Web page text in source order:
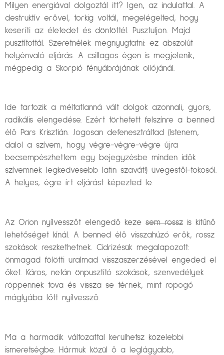
Milyen energiával dolgoztál itt? Igen, az indulattal. A
destruktív erővel, torkig voltál, megelégelted, hogy
keseríti az életedet és döntöttél. Pusztuljon. Majd
pusztítottál. Szeretnélek megnyugtatni: ez abszolút
helyénvaló eljárás. A csillagos égen is megjelenik,
mégpedig a Skorpió fényábrájának ollójánál.
Ide tartozik a méltatlanná vált dolgok azonnali, gyors,
radikális elengedése. Ezért törhetett felszínre a benned
élő Pars Krisztián. Jogosan defenesztráltad (Istenem,
dalol a szívem, hogy végre-végre-végre újra
becsempészhettem egy bejegyzésbe minden idők
szívemnek legkedvesebb latin szavát!) üvegestől-tokosól.
A helyes, égre írt eljárást képezted le.
Az Orion nyílvesszőt elengedő keze sem rossz is kitűnő
lehetőséget kínál. A benned élő visszahúzó erők, rossz
szokások reszkethetnek. Cidrizésük megalapozott:
önmagad fölötti uralmad visszaszerzésével engeded el
őket. Káros, netán önpusztító szokások, szenvedélyek
röppennek tova és vissza se térnek, mint ropogó
máglyába lőtt nyílvessző.
Ma a harmadik változattal kerülhetsz közelebbi
ismeretségbe. Hármuk közül ő a leglágyabb,